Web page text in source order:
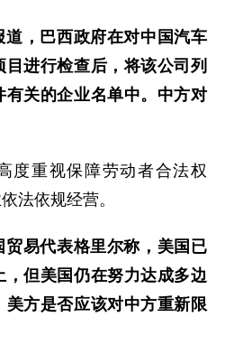
道，巴西政府在对中国汽车
进行检查后，将该公司列
有关的企业名单中。中方对
度重视保障劳动者合法权
法依规经营。
贸易代表格里尔称，美国已
但美国仍在努力达成多边
方是否应该对中方重新限